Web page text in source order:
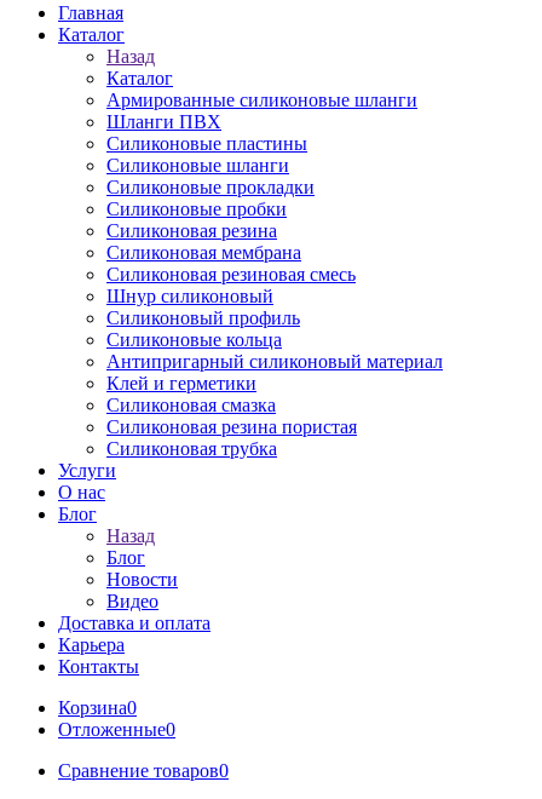
Главная
Каталог
Назад
Каталог
Армированные силиконовые шланги
Шланги ПВХ
Силиконовые пластины
Силиконовые шланги
Силиконовые прокладки
Силиконовые пробки
Силиконовая резина
Силиконовая мембрана
Силиконовая резиновая смесь
Шнур силиконовый
Силиконовый профиль
Силиконовые кольца
Антипригарный силиконовый материал
Клей и герметики
Силиконовая смазка
Силиконовая резина пористая
Силиконовая трубка
Услуги
О нас
Блог
Назад
Блог
Новости
Видео
Доставка и оплата
Карьера
Контакты
Корзина0
Отложенные0
Сравнение товаров0